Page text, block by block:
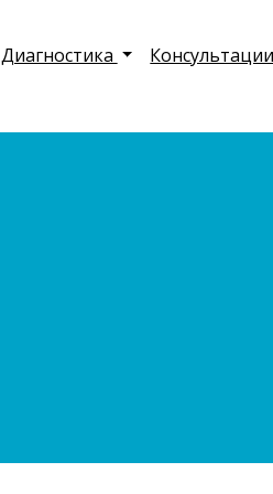
Диагностика Консультации